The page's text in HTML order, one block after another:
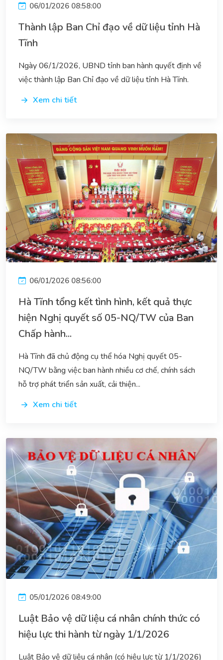
06/01/2026 08:58:00
Thành lập Ban Chỉ đạo về dữ liệu tỉnh Hà
Tĩnh
Ngày 06/1/2026, UBND tỉnh ban hành quyết định về
việc thành lập Ban Chỉ đạo về dữ liệu tỉnh Hà Tĩnh.
Xem chi tiết
06/01/2026 08:56:00
Hà Tĩnh tổng kết tình hình, kết quả thực
hiện Nghị quyết số 05-NQ/TW của Ban
Chấp hành...
Hà Tĩnh đã chủ động cụ thể hóa Nghị quyết 05-
NQ/TW bằng việc ban hành nhiều cơ chế, chính sách
hỗ trợ phát triển sản xuất, cải thiện...
Xem chi tiết
05/01/2026 08:49:00
Luật Bảo vệ dữ liệu cá nhân chính thức có
hiệu lực thi hành từ ngày 1/1/2026
Luật Bảo vệ dữ liệu cá nhân (có hiệu lực từ 1/1/2026)